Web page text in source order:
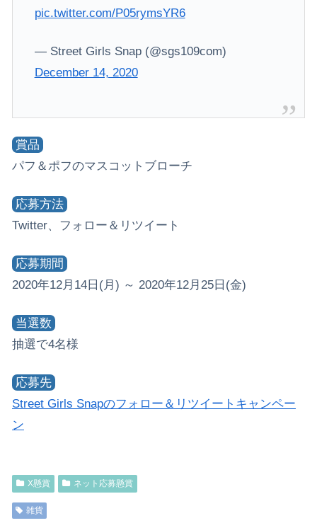
pic.twitter.com/P05rymsYR6
— Street Girls Snap (@sgs109com)
December 14, 2020
賞品
パフ＆ポフのマスコットブローチ
応募方法
Twitter、フォロー＆リツイート
応募期間
2020年12月14日(月) ～ 2020年12月25日(金)
当選数
抽選で4名様
応募先
Street Girls Snapのフォロー＆リツイートキャンペー
ン
X懸賞 ネット応募懸賞
雑貨